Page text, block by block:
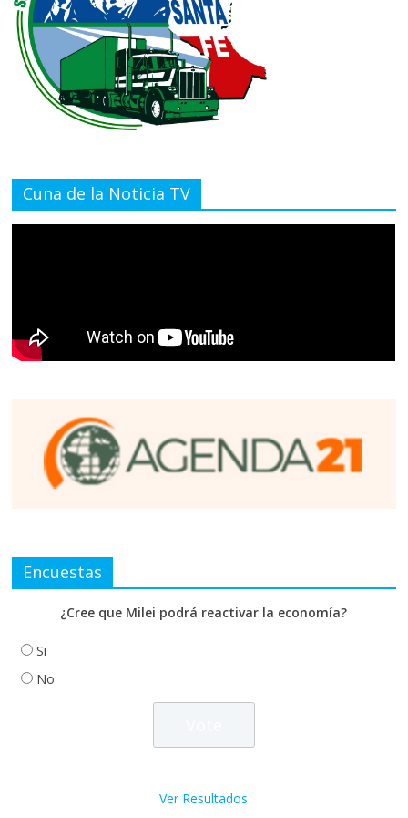
Cuna de la Noticia TV
Encuestas
¿Cree que Milei podrá reactivar la economía?
Si
No
Ver Resultados